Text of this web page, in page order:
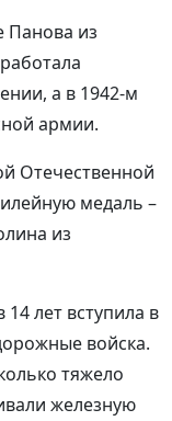
Панова из
а в 1942-м
армии.
Отечественной
медаль –
из
лет вступила в
войска.
тяжело
железную